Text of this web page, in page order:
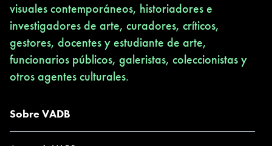
la trivialización de la crítica de arte.
Una propuesta para el reposicionamiento de la crítica en el
contexto contemporáneo.
El primer webinar de la serie se llevará a cabo el jueves 21 de
mayo a las 17:00 h (hora de São Paulo, Brasil) y a las 14:00 h
moderados por un crítico de arte de Costa Rica.
visuales contemporáneos, historiadores e
investigadores de arte, curadores, críticos,
gestores, docentes y estudiante de arte,
funcionarios públicos, galeristas, coleccionistas y
otros agentes culturales.
Sobre VADB